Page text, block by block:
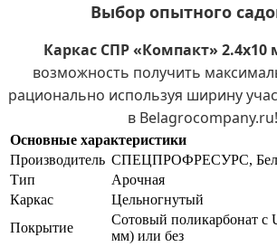
Выбор опытного
Каркас СПР «Компакт» 2.4х10
возможность получить
рационально используя ширину
в Belagrocompany.ru!
Основные характеристики
Производитель СПЕЦПРОФРЕСУРС,
Тип
Арочная
Каркас
Цельногнутый
Покрытие
Сотовый поликарбонат с
мм) или без